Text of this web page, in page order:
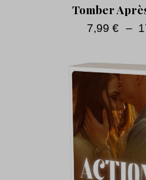
Tomber
7,99 € –